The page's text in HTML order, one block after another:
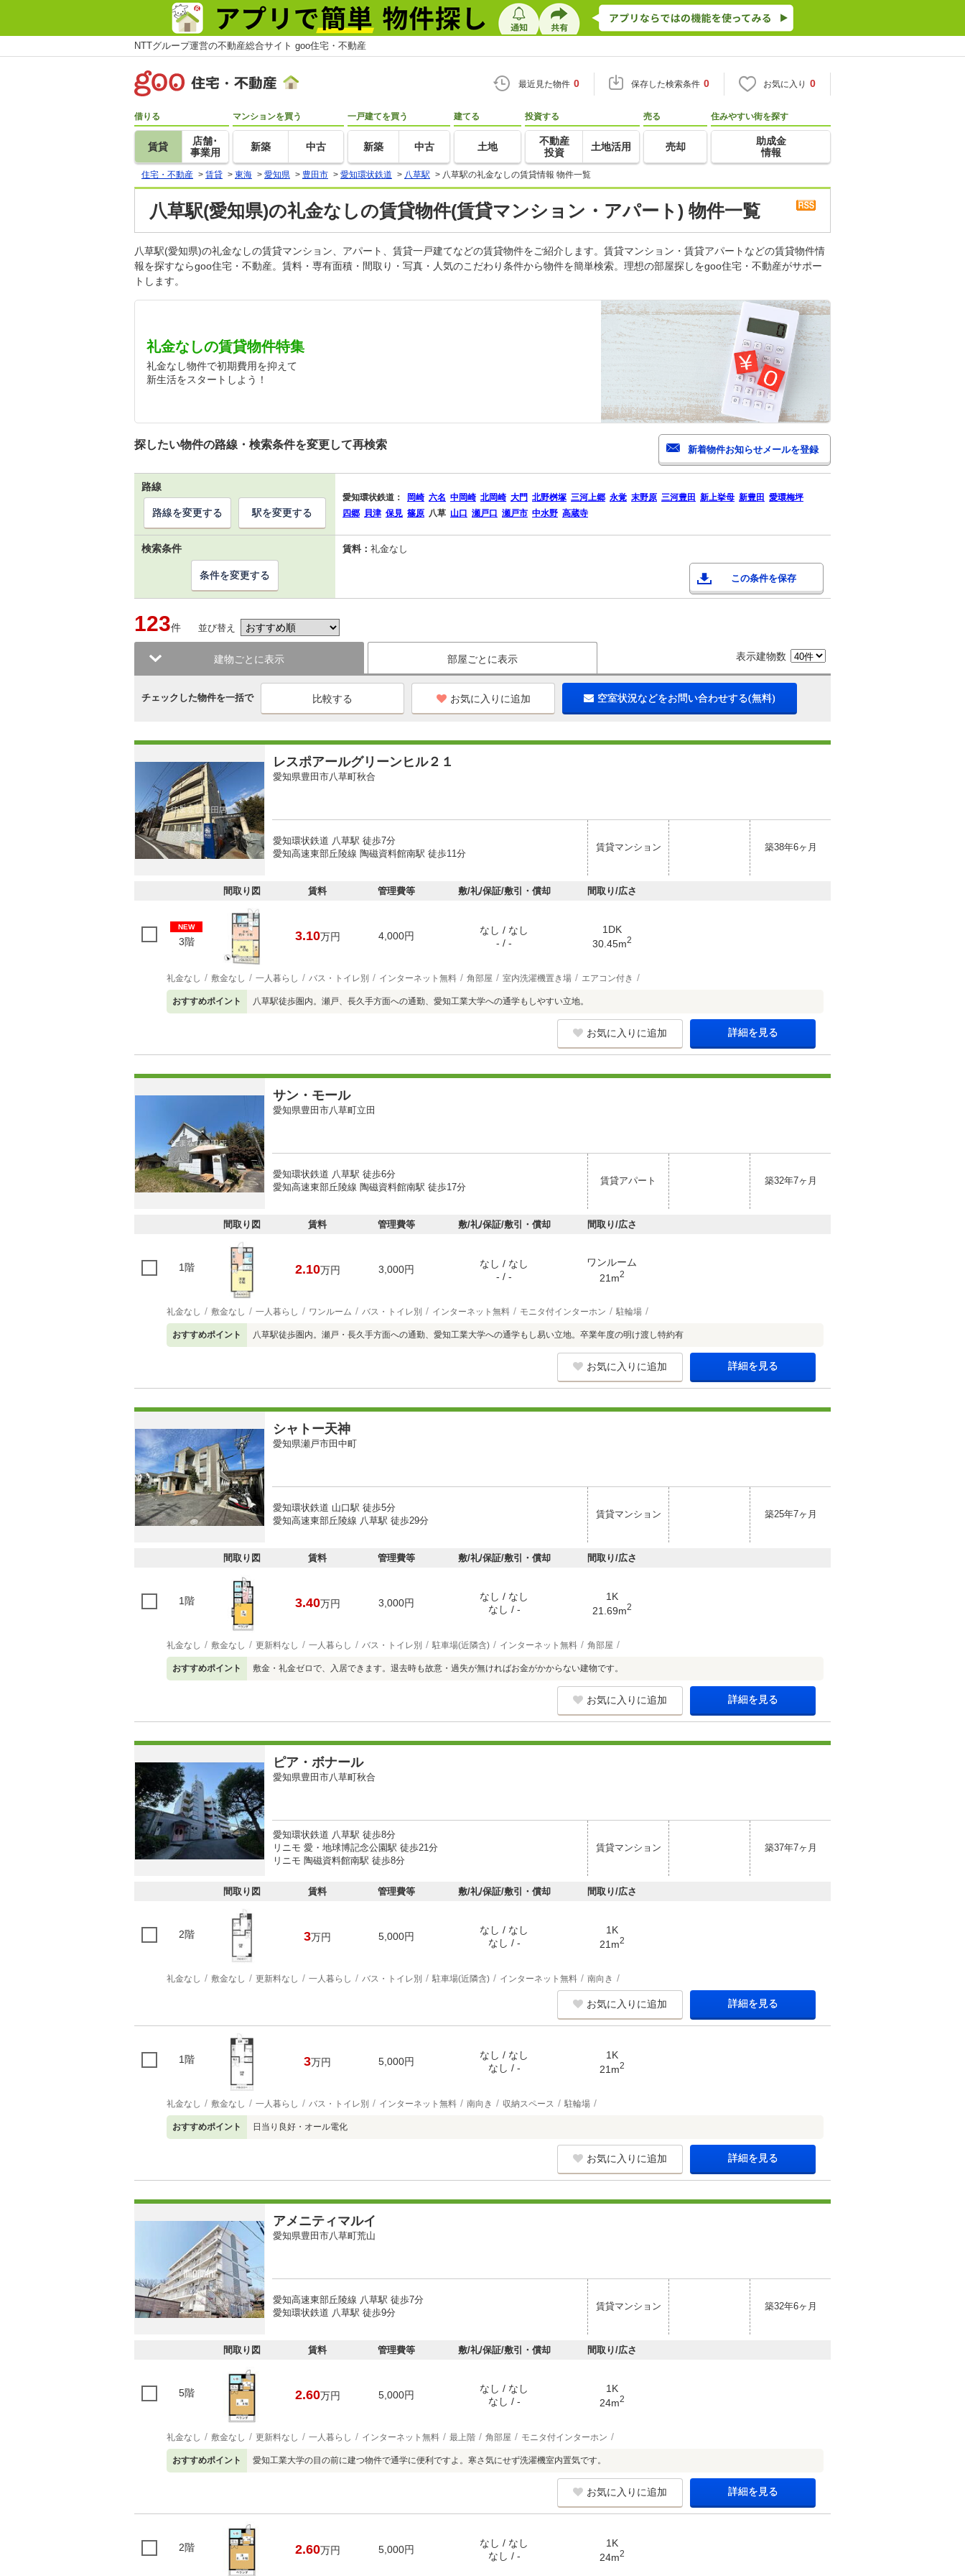
NTTグループ運営の不動産総合サイト goo住宅・不動産
最近見た物件 0 保存した検索条件 0 お気に入り 0
借りる
賃貸
店舗･
事業用
マンションを買う
新築 中古
一戸建てを買う
新築 中古
建てる
土地
投資する
不動産
投資
土地活用
売る
売却
住みやすい街を探す
助成金
情報
住宅・不動産 > 賃貸 > 東海 > 愛知県 > 豊田市 > 愛知環状鉄道 > 八草駅 > 八草駅の礼金なしの賃貸情報 物件一覧
八草駅(愛知県)の礼金なしの賃貸物件(賃貸マンション・アパート) 物件一覧
八草駅(愛知県)の礼金なしの賃貸マンション、アパート、賃貸一戸建てなどの賃貸物件をご紹介します。賃貸マンション・賃貸アパートなどの賃貸物件情
報を探すならgoo住宅・不動産。賃料・専有面積・間取り・写真・人気のこだわり条件から物件を簡単検索。理想の部屋探しをgoo住宅・不動産がサポー
トします。
礼金なしの賃貸物件特集
礼金なし物件で初期費用を抑えて
新生活をスタートしよう！
探したい物件の路線・検索条件を変更して再検索
路線
愛知環状鉄道： 岡崎 六名 中岡崎 北岡崎 大門 北野桝塚 三河上郷 永覚 末野原 三河豊田 新上挙母 新豊田 愛環梅坪
四郷 貝津 保見 篠原 八草 山口 瀬戸口 瀬戸市 中水野 高蔵寺
路線を変更する 駅を変更する
検索条件 賃料： 礼金なし
この条件を保存
条件を変更する
123件 並び替え
建物ごとに表示 部屋ごとに表示 表示建物数
チェックした物件を一括で お気に入りに追加 空室状況などをお問い合わせする(無料)
レスポアールグリーンヒル２１
愛知県豊田市八草町秋合
愛知環状鉄道 八草駅 徒歩7分
愛知高速東部丘陵線 陶磁資料館南駅 徒歩11分
賃貸マンション 築38年6ヶ月
間取り図 賃料 管理費等 敷/礼/保証/敷引・償却 間取り/広さ
NEW
3階 3.10万円 4,000円
なし / なし
- / -
1DK
30.45m2
礼金なし 敷金なし 一人暮らし バス・トイレ別 インターネット無料 角部屋 室内洗濯機置き場 エアコン付き
おすすめポイント 八草駅徒歩圏内。瀬戸、長久手方面への通勤、愛知工業大学への通学もしやすい立地。
お気に入りに追加 詳細を見る
サン・モール
愛知県豊田市八草町立田
愛知環状鉄道 八草駅 徒歩6分
愛知高速東部丘陵線 陶磁資料館南駅 徒歩17分
賃貸アパート 築32年7ヶ月
間取り図 賃料 管理費等 敷/礼/保証/敷引・償却 間取り/広さ
1階 2.10万円 3,000円
なし / なし
- / -
ワンルーム
21m2
礼金なし 敷金なし 一人暮らし ワンルーム バス・トイレ別 インターネット無料 モニタ付インターホン 駐輪場
おすすめポイント 八草駅徒歩圏内。瀬戸・長久手方面への通勤、愛知工業大学への通学もし易い立地。卒業年度の明け渡し特約有
お気に入りに追加 詳細を見る
シャトー天神
愛知県瀬戸市田中町
愛知環状鉄道 山口駅 徒歩5分
愛知高速東部丘陵線 八草駅 徒歩29分
賃貸マンション 築25年7ヶ月
間取り図 賃料 管理費等 敷/礼/保証/敷引・償却 間取り/広さ
1階 3.40万円 3,000円
なし / なし
なし / -
1K
21.69m2
礼金なし 敷金なし 更新料なし 一人暮らし バス・トイレ別 駐車場(近隣含) インターネット無料 角部屋
おすすめポイント 敷金・礼金ゼロで、入居できます。退去時も故意・過失が無ければお金がかからない建物です。
お気に入りに追加 詳細を見る
ピア・ボナール
愛知県豊田市八草町秋合
愛知環状鉄道 八草駅 徒歩8分
リニモ 愛・地球博記念公園駅 徒歩21分
リニモ 陶磁資料館南駅 徒歩8分
賃貸マンション 築37年7ヶ月
間取り図 賃料 管理費等 敷/礼/保証/敷引・償却 間取り/広さ
2階 3万円 5,000円
なし / なし
なし / -
1K
21m2
礼金なし 敷金なし 更新料なし 一人暮らし バス・トイレ別 駐車場(近隣含) インターネット無料 南向き
お気に入りに追加 詳細を見る
1階 3万円 5,000円
なし / なし
なし / -
1K
21m2
礼金なし 敷金なし 一人暮らし バス・トイレ別 インターネット無料 南向き 収納スペース 駐輪場
おすすめポイント 日当り良好・オール電化
お気に入りに追加 詳細を見る
アメニティマルイ
愛知県豊田市八草町荒山
愛知高速東部丘陵線 八草駅 徒歩7分
愛知環状鉄道 八草駅 徒歩9分
賃貸マンション 築32年6ヶ月
間取り図 賃料 管理費等 敷/礼/保証/敷引・償却 間取り/広さ
5階 2.60万円 5,000円
なし / なし
なし / -
1K
24m2
礼金なし 敷金なし 更新料なし 一人暮らし インターネット無料 最上階 角部屋 モニタ付インターホン
おすすめポイント 愛知工業大学の目の前に建つ物件で通学に便利ですよ。寒さ気にせず洗濯機室内置気です。
お気に入りに追加 詳細を見る
2階 2.60万円 5,000円
なし / なし
なし / -
1K
24m2